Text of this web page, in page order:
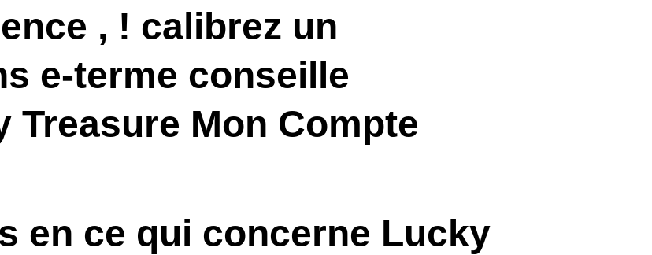
, ! calibrez un
e-terme conseille
Treasure Mon Compte
en ce qui concerne Lucky